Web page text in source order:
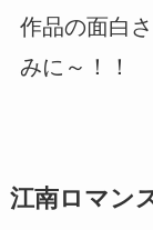
作品の面白
みに～！！
江南ロマン